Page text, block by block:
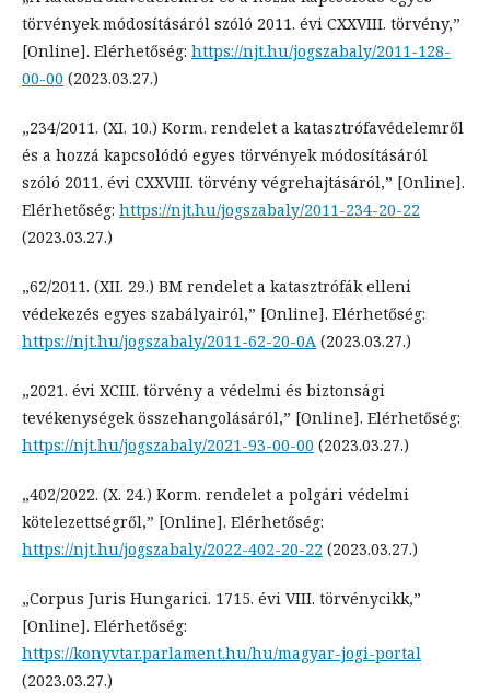
törvények módosításáról szóló 2011. évi CXXVIII. törvény,”
[Online]. Elérhetőség: https://njt.hu/jogszabaly/2011-128-
00-00 (2023.03.27.)
„234/2011. (XI. 10.) Korm. rendelet a katasztrófavédelemről
és a hozzá kapcsolódó egyes törvények módosításáról
szóló 2011. évi CXXVIII. törvény végrehajtásáról,” [Online].
Elérhetőség: https://njt.hu/jogszabaly/2011-234-20-22
(2023.03.27.)
„62/2011. (XII. 29.) BM rendelet a katasztrófák elleni
védekezés egyes szabályairól,” [Online]. Elérhetőség:
https://njt.hu/jogszabaly/2011-62-20-0A (2023.03.27.)
„2021. évi XCIII. törvény a védelmi és biztonsági
tevékenységek összehangolásáról,” [Online]. Elérhetőség:
https://njt.hu/jogszabaly/2021-93-00-00 (2023.03.27.)
„402/2022. (X. 24.) Korm. rendelet a polgári védelmi
kötelezettségről,” [Online]. Elérhetőség:
https://njt.hu/jogszabaly/2022-402-20-22 (2023.03.27.)
„Corpus Juris Hungarici. 1715. évi VIII. törvénycikk,”
[Online]. Elérhetőség:
https://konyvtar.parlament.hu/hu/magyar-jogi-portal
(2023.03.27.)